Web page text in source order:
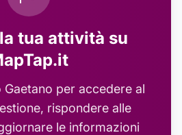
tua attività su
Gaetano per accedere al
rispondere alle
le informazioni